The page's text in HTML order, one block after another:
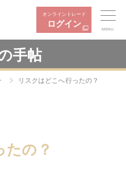
オンライントレード
ログイン
MENU
手帖
リスクはどこへ行ったの？
たの？